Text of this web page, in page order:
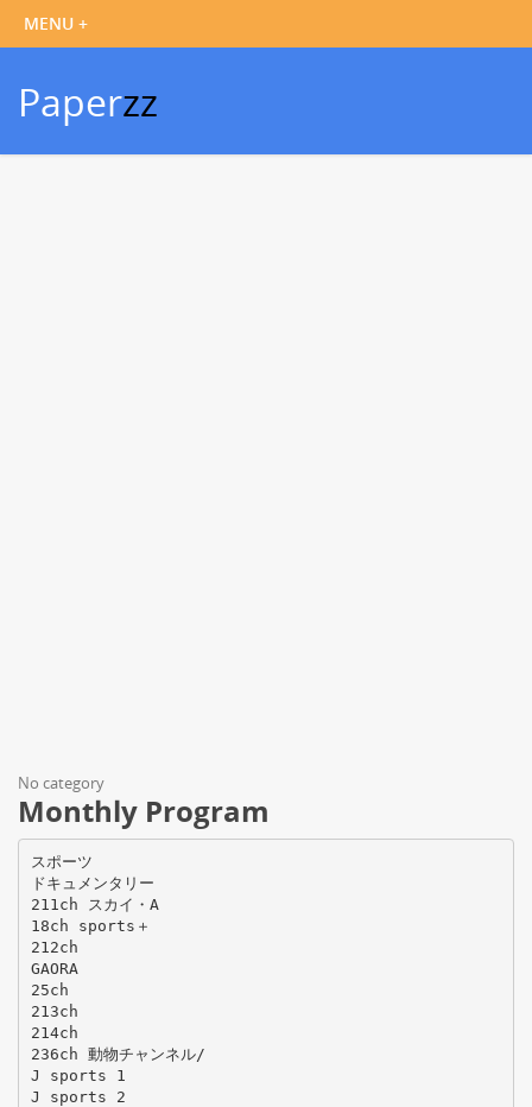
Paperzz
No category
Monthly Program
スポーツ
ドキュメンタリー
211ch スカイ・A
18ch sports＋
212ch
GAORA
25ch
213ch
214ch
236ch 動物チャンネル/
J sports 1
J sports 2